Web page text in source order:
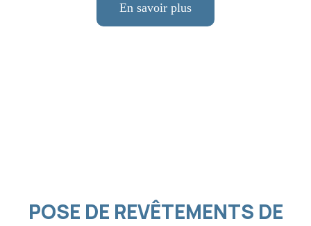
En savoir plus
POSE DE REVÊTEMENTS DE